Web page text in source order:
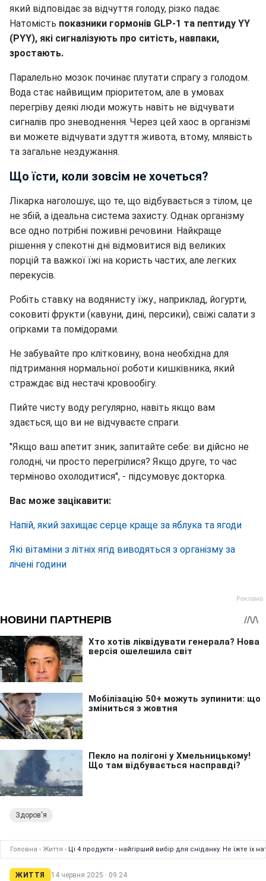
який відповідає за відчуття голоду, різко падає.
Натомість показники гормонів GLP-1 та пептиду YY
(PYY), які сигналізують про ситість, навпаки,
зростають.
Паралельно мозок починає плутати спрагу з голодом.
Вода стає найвищим пріоритетом, але в умовах
перегріву деякі люди можуть навіть не відчувати
сигналів про зневоднення. Через цей хаос в організмі
ви можете відчувати здуття живота, втому, млявість
та загальне нездужання.
Що їсти, коли зовсім не хочеться?
Лікарка наголошує, що те, що відбувається з тілом, це
не збій, а ідеальна система захисту. Однак організму
все одно потрібні поживні речовини. Найкраще
рішення у спекотні дні відмовитися від великих
порцій та важкої їжі на користь частих, але легких
перекусів.
Робіть ставку на водянисту їжу., наприклад, йогурти,
соковиті фрукти (кавуни, дині, персики), свіжі салати з
огірками та помідорами.
Не забувайте про клітковину, вона необхідна для
підтримання нормальної роботи кишківника, який
страждає від нестачі кровообігу.
Пийте чисту воду регулярно, навіть якщо вам
здається, що ви не відчуваєте спраги.
"Якщо ваш апетит зник, запитайте себе: ви дійсно не
голодні, чи просто перегрілися? Якщо друге, то час
терміново охолодитися", - підсумовує докторка.
Вас може зацікавити:
Напій, який захищає серце краще за яблука та ягоди
Які вітаміни з літніх ягід виводяться з організму за
лічені години
Здоров'я
Головна › Життя › Ці 4 продукти - найгірший вибір для сніданку. Не їжте їх
ЖИТТЯ 14 червня 2025 · 09:24